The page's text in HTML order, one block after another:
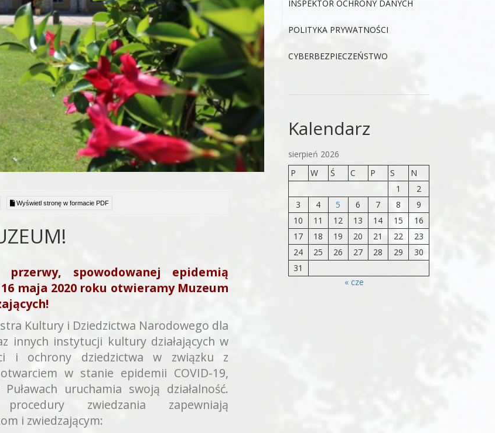
Wyświetl stronę w formacie PDF
spowodowanej epidemią
maja 2020 roku otwieramy Muzeum
Kultury i Dziedzictwa Narodowego dla
innych instytucji kultury działających w
i ochrony dziedzictwa w związku z
w stanie epidemii COVID-19,
uruchamia swoją działalność.
zwiedzania zapewniają
i zwiedzającym:
INSPEKTOR OCHRONY DANYCH
POLITYKA PRYWATNOŚCI
CYBERBEZPIECZEŃSTWO
Kalendarz
sierpień 2026
P
W Ś C P S
N
1
2
3
4 5 6 7 8
9
10
11 12 13 14 15
16
17
18 19 20 21 22
23
24
25 26 27 28 29
30
31
« cze